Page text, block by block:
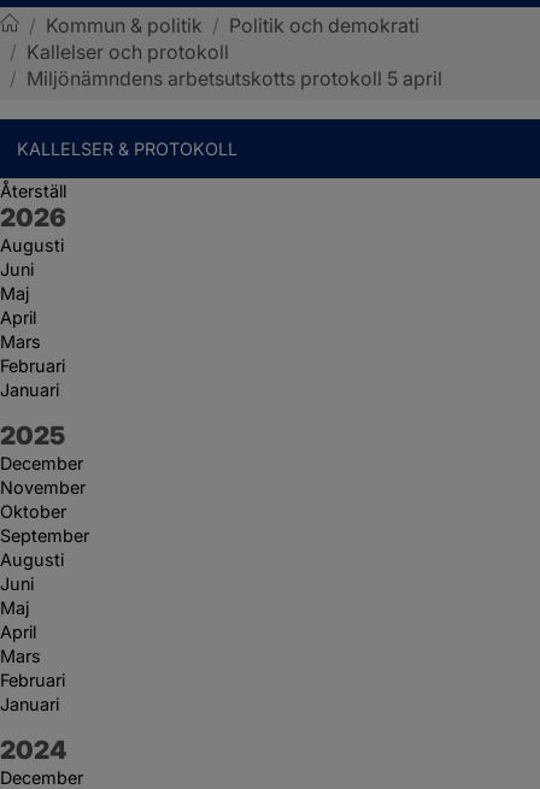
Sotenäs kommun
/ Kommun & politik / Politik och demokrati
/ Kallelser och protokoll
/ Miljönämndens arbetsutskotts protokoll 5 april
KALLELSER & PROTOKOLL
Återställ
År:
2026
Augusti
Juni
Maj
April
Mars
Februari
Januari
År:
2025
December
November
Oktober
September
Augusti
Juni
Maj
April
Mars
Februari
Januari
År:
2024
December